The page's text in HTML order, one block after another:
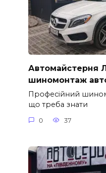
Автомайстерня
шиномонтаж
Професійний
що треба знати
0 37